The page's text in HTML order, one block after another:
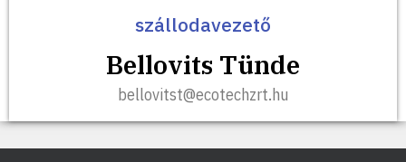
szállodavezető
Bellovits Tünde
bellovitst@ecotechzrt.hu